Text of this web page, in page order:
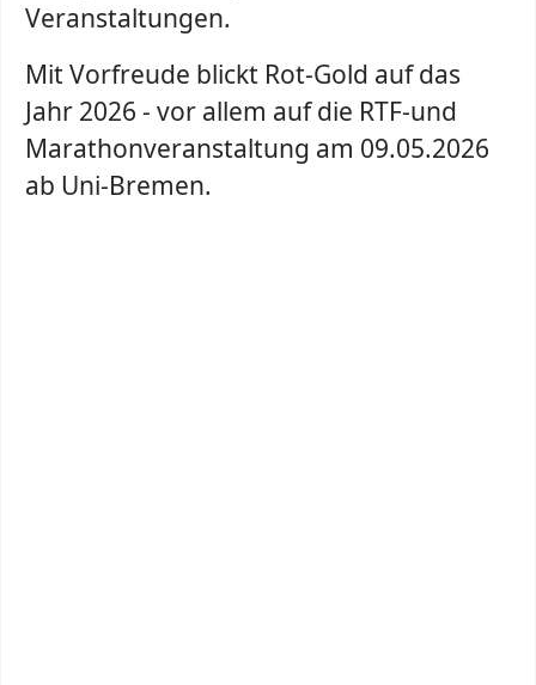
Veranstaltungen.
Mit Vorfreude blickt Rot-Gold auf das
Jahr 2026 - vor allem auf die RTF-und
Marathonveranstaltung am 09.05.2026
ab Uni-Bremen.